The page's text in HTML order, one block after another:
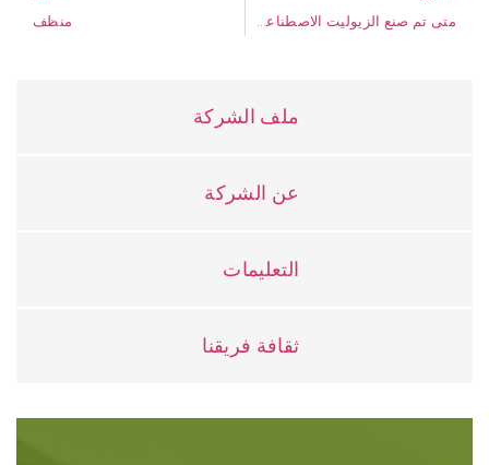
متى تم صنع الزيوليت الاصطناعي لأول مرة؟ منظف
ملف الشركة
عن الشركة
التعليمات
ثقافة فريقنا